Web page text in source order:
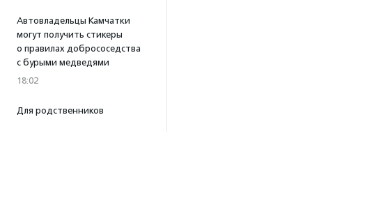
Автовладельцы Камчатки
могут получить стикеры
о правилах добрососедства
с бурыми медведями
18:02
Для родственников